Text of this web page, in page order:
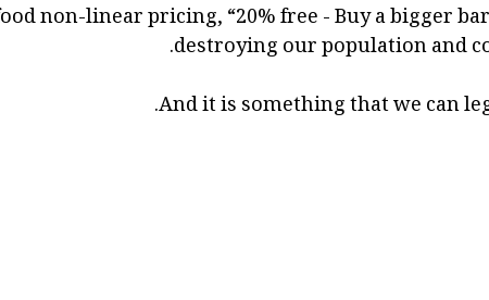
non-linear pricing, “20% free - Buy a bigger
destroying our population and
And it is something that we can